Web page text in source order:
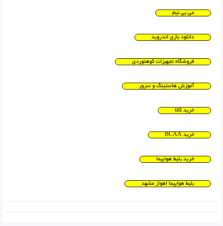
می بی نیم
دانلود بازی اندروید
فروشگاه تجهیزات کوهنوردی
آموزش هاستینگ و سرور
خرید کالا
خرید BCAA
خرید بلیط هواپیما
بلیط هواپیما اهواز مشهد